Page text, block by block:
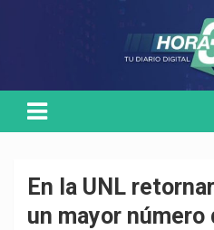
En la UNL
un mayor